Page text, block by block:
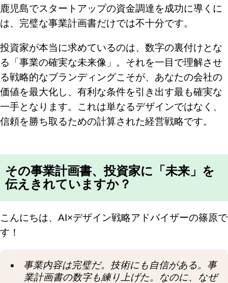
鹿児島でスタートアップの資金調達を成功に導くに
は、完璧な事業計画書だけでは不十分です。
投資家が本当に求めているのは、数字の裏付けとな
る「事業の確実な未来像」。それを一目で理解させ
る戦略的なブランディングこそが、あなたの会社の
価値を最大化し、有利な条件を引き出す最も確実な
一手となります。これは単なるデザインではなく、
信頼を勝ち取るための計算された経営戦略です。
その事業計画書、投資家に「未来」を
伝えきれていますか？
こんにちは、AI×デザイン戦略アドバイザーの篠原で
す！
事業内容は完璧だ。技術にも自信がある。事
業計画書の数字も練り上げた。なのに、なぜ